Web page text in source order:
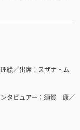
絵／出席：スザナ・ム
タビュアー：須賀 康／